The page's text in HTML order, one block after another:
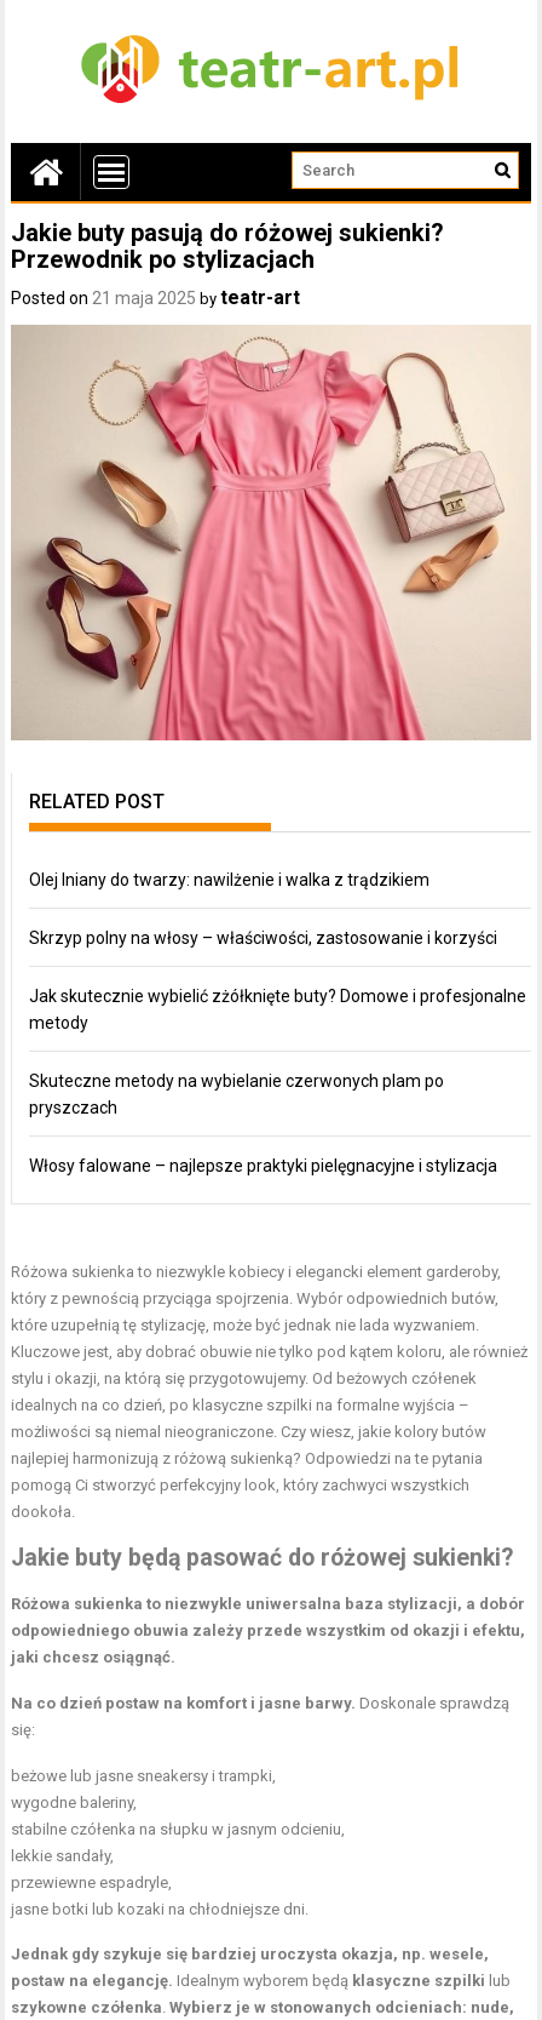
Jakie buty pasują do różowej sukienki?
Przewodnik po stylizacjach
Posted on 21 maja 2025 byteatr-art
RELATED POST
Olej lniany do twarzy: nawilżenie i walka z trądzikiem
Skrzyp polny na włosy – właściwości, zastosowanie i korzyści
Jak skutecznie wybielić zżółknięte buty? Domowe i profesjonalne
metody
Skuteczne metody na wybielanie czerwonych plam po
pryszczach
Włosy falowane – najlepsze praktyki pielęgnacyjne i stylizacja
Różowa sukienka to niezwykle kobiecy i elegancki element garderoby,
który z pewnością przyciąga spojrzenia. Wybór odpowiednich butów,
które uzupełnią tę stylizację, może być jednak nie lada wyzwaniem.
Kluczowe jest, aby dobrać obuwie nie tylko pod kątem koloru, ale również
stylu i okazji, na którą się przygotowujemy. Od beżowych czółenek
idealnych na co dzień, po klasyczne szpilki na formalne wyjścia –
możliwości są niemal nieograniczone. Czy wiesz, jakie kolory butów
najlepiej harmonizują z różową sukienką? Odpowiedzi na te pytania
pomogą Ci stworzyć perfekcyjny look, który zachwyci wszystkich
dookoła.
Jakie buty będą pasować do różowej sukienki?
Różowa sukienka to niezwykle uniwersalna baza stylizacji, a dobór
odpowiedniego obuwia zależy przede wszystkim od okazji i efektu,
jaki chcesz osiągnąć.
Na co dzień postaw na komfort i jasne barwy. Doskonale sprawdzą
się:
beżowe lub jasne sneakersy i trampki,
wygodne baleriny,
stabilne czółenka na słupku w jasnym odcieniu,
lekkie sandały,
przewiewne espadryle,
jasne botki lub kozaki na chłodniejsze dni.
Jednak gdy szykuje się bardziej uroczysta okazja, np. wesele,
postaw na elegancję. Idealnym wyborem będą klasyczne szpilki lub
szykowne czółenka .Wybierz je w stonowanych odcieniach: nude,